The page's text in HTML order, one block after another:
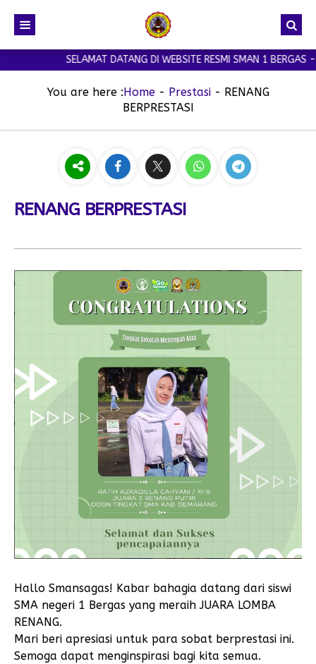
SELAMAT DATANG DI WEBSITE RESMI SMAN 1 BERGAS -
You are here :Home- Prestasi- RENANG
BERPRESTASI
RENANG BERPRESTASI
Hallo Smansagas! Kabar bahagia datang dari siswi
SMA negeri 1 Bergas yang meraih JUARA LOMBA
RENANG.
Mari beri apresiasi untuk para sobat berprestasi ini.
Semoga dapat menginspirasi bagi kita semua.